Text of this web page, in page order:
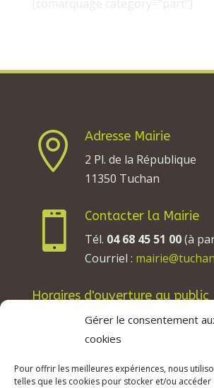
Gérer le consentement
cookies
Pour offrir les meilleures expériences, nous
telles que les cookies pour stocker et/ou

Adresse Mairie
2 Pl. de la République
11350 Tuchan

Contacter la Mairie
Tél. 04 68 45 51 00(à
Courriel :
Horaires d'ouverture au public
Les lundis, mardis et jeudis : de 8h
13h30 à 17h30.
Les vendredis : de 8h à 12h.